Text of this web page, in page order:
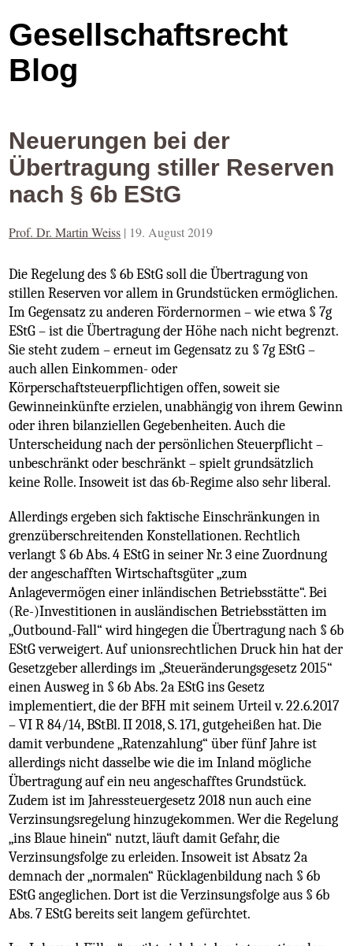
Gesellschaftsrecht
Blog
Neuerungen bei der
Übertragung stiller Reserven
nach § 6b EStG
Prof. Dr. Martin Weiss | 19. August 2019
Die Regelung des § 6b EStG soll die Übertragung von
stillen Reserven vor allem in Grundstücken ermöglichen.
Im Gegensatz zu anderen Fördernormen – wie etwa § 7g
EStG – ist die Übertragung der Höhe nach nicht begrenzt.
Sie steht zudem – erneut im Gegensatz zu § 7g EStG –
auch allen Einkommen- oder
Körperschaftsteuerpflichtigen offen, soweit sie
Gewinneinkünfte erzielen, unabhängig von ihrem Gewinn
oder ihren bilanziellen Gegebenheiten. Auch die
Unterscheidung nach der persönlichen Steuerpflicht –
unbeschränkt oder beschränkt – spielt grundsätzlich
keine Rolle. Insoweit ist das 6b-Regime also sehr liberal.
Allerdings ergeben sich faktische Einschränkungen in
grenzüberschreitenden Konstellationen. Rechtlich
verlangt § 6b Abs. 4 EStG in seiner Nr. 3 eine Zuordnung
der angeschafften Wirtschaftsgüter „zum
Anlagevermögen einer inländischen Betriebsstätte“. Bei
(Re-)Investitionen in ausländischen Betriebsstätten im
„Outbound-Fall“ wird hingegen die Übertragung nach § 6b
EStG verweigert. Auf unionsrechtlichen Druck hin hat der
Gesetzgeber allerdings im „Steueränderungsgesetz 2015“
einen Ausweg in § 6b Abs. 2a EStG ins Gesetz
implementiert, die der BFH mit seinem Urteil v. 22.6.2017
– VI R 84/14, BStBl. II 2018, S. 171, gutgeheißen hat. Die
damit verbundene „Ratenzahlung“ über fünf Jahre ist
allerdings nicht dasselbe wie die im Inland mögliche
Übertragung auf ein neu angeschafftes Grundstück.
Zudem ist im Jahressteuergesetz 2018 nun auch eine
Verzinsungsregelung hinzugekommen. Wer die Regelung
„ins Blaue hinein“ nutzt, läuft damit Gefahr, die
Verzinsungsfolge zu erleiden. Insoweit ist Absatz 2a
demnach der „normalen“ Rücklagenbildung nach § 6b
EStG angeglichen. Dort ist die Verzinsungsfolge aus § 6b
Abs. 7 EStG bereits seit langem gefürchtet.